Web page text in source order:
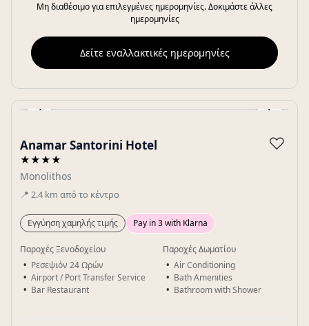
Μη διαθέσιμο για επιλεγμένες ημερομηνίες. Δοκιμάστε άλλες
ημερομηνίες
Δείτε εναλλακτικές ημερομηνίες
‹ ›
Anamar Santorini Hotel
★★★★
Monolithos
📍 2.4 km από το κέντρο
♡
Εγγύηση χαμηλής τιμής Pay in 3 with Klarna
Παροχές Ξενοδοχείου
Ρεσεψιόν 24 Ωρών
Airport / Port Transfer Service
Bar Restaurant
Παροχές Δωματίου
Air Conditioning
Bath Amenities
Bathroom with Shower